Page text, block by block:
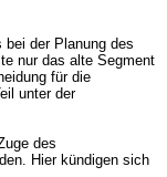
bei der Planung des
nur das alte Segment
für die
unter der
des
Hier kündigen sich